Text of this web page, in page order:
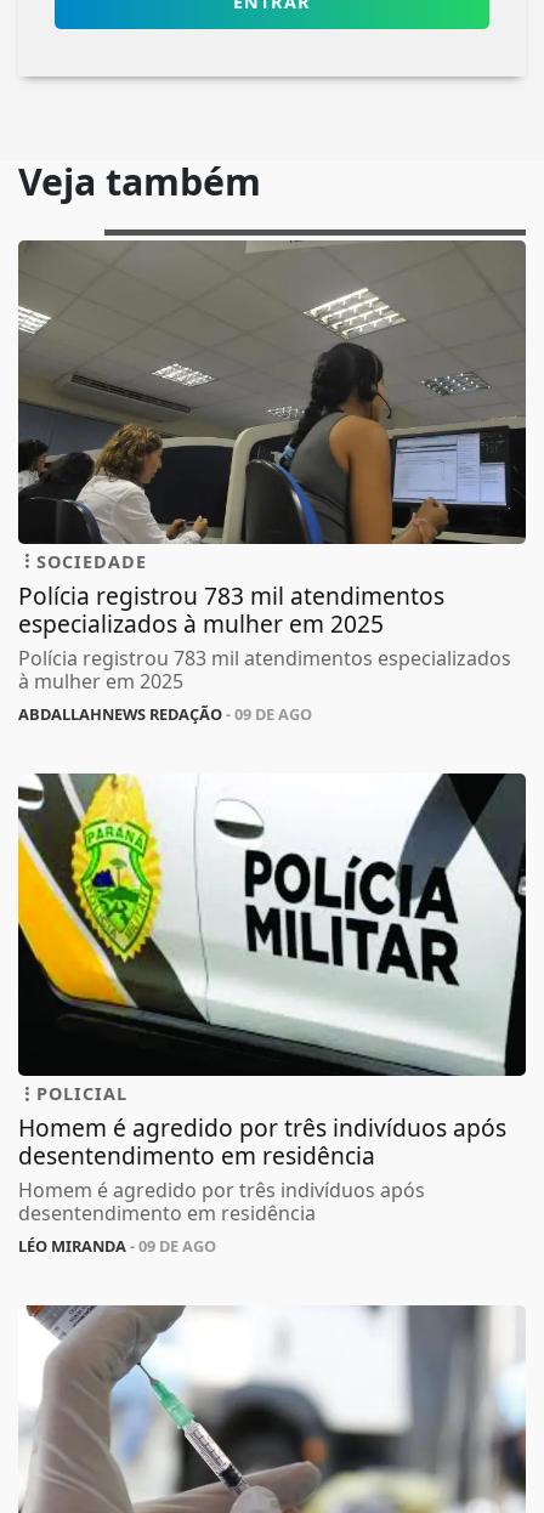
Veja também
SOCIEDADE
Polícia registrou 783 mil atendimentos
especializados à mulher em 2025
Polícia registrou 783 mil atendimentos especializados
à mulher em 2025
ABDALLAHNEWS REDAÇÃO- 09 DE AGO
POLICIAL
Homem é agredido por três indivíduos após
desentendimento em residência
Homem é agredido por três indivíduos após
desentendimento em residência
LÉO MIRANDA- 09 DE AGO